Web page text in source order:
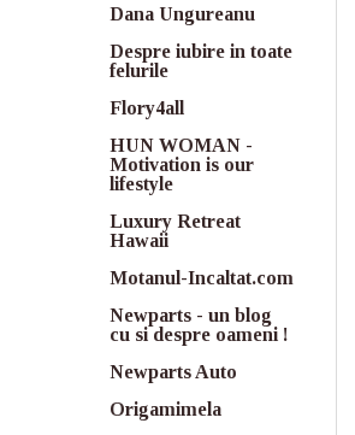
Dana Ungureanu
Despre iubire in toate
felurile
Flory4all
HUN WOMAN -
Motivation is our
lifestyle
Luxury Retreat
Hawaii
Motanul-Incaltat.com
Newparts - un blog
cu si despre oameni !
Newparts Auto
Origamimela